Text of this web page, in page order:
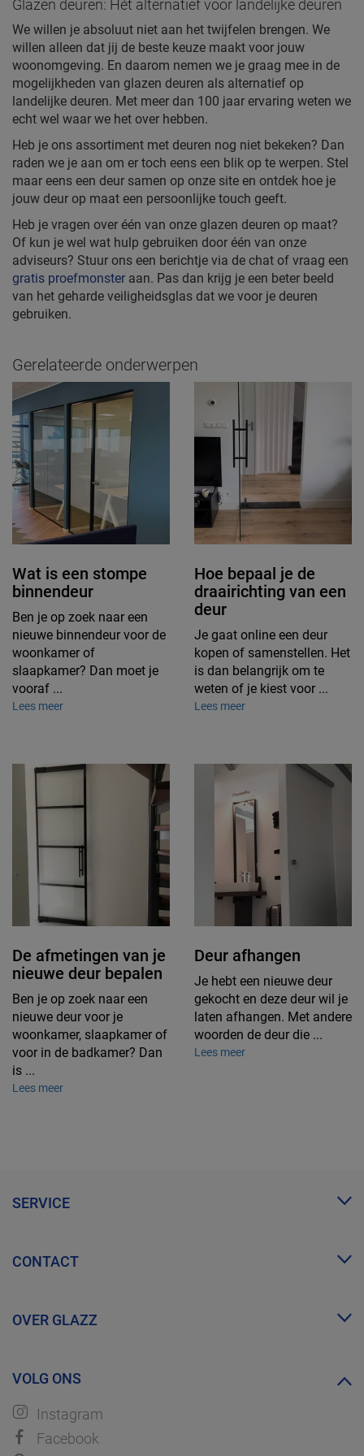
Glazen deuren: Hét alternatief voor landelijke deuren
We willen je absoluut niet aan het twijfelen brengen. We
willen alleen dat jij de beste keuze maakt voor jouw
woonomgeving. En daarom nemen we je graag mee in de
mogelijkheden van glazen deuren als alternatief op
landelijke deuren. Met meer dan 100 jaar ervaring weten we
echt wel waar we het over hebben.
Heb je ons assortiment met deuren nog niet bekeken? Dan
raden we je aan om er toch eens een blik op te werpen. Stel
maar eens een deur samen op onze site en ontdek hoe je
jouw deur op maat een persoonlijke touch geeft.
Heb je vragen over één van onze glazen deuren op maat?
Of kun je wel wat hulp gebruiken door één van onze
adviseurs? Stuur ons een berichtje via de chat of vraag een
gratis proefmonster aan. Pas dan krijg je een beter beeld
van het geharde veiligheidsglas dat we voor je deuren
gebruiken.
Gerelateerde onderwerpen
Wat is een stompe
binnendeur
Ben je op zoek naar een
nieuwe binnendeur voor de
woonkamer of
slaapkamer? Dan moet je
vooraf ...
Lees meer
Hoe bepaal je de
draairichting van een
deur
Je gaat online een deur
kopen of samenstellen. Het
is dan belangrijk om te
weten of je kiest voor ...
Lees meer
De afmetingen van je
nieuwe deur bepalen
Ben je op zoek naar een
nieuwe deur voor je
woonkamer, slaapkamer of
voor in de badkamer? Dan
is ...
Lees meer
Deur afhangen
Je hebt een nieuwe deur
gekocht en deze deur wil je
laten afhangen. Met andere
woorden de deur die ...
Lees meer
SERVICE
Zakelijk account
Proefmonsters bestellen
CONTACT
WhatsApp
OVER GLAZZ
Ontdek GLAZZ
VOLG ONS
Instagram
Facebook